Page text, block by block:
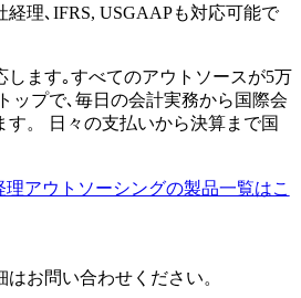
経理､IFRS, USGAAPも対応可能で
します｡すべてのアウトソースが5万
ップで､毎日の会計実務から国際会
す。 日々の支払いから決算まで国
理アウトソーシングの製品一覧はこ
お問い合わせください。